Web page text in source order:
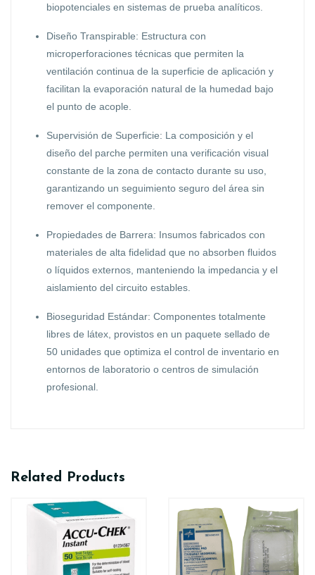
biopotenciales en sistemas de prueba analíticos.
Diseño Transpirable: Estructura con
microperforaciones técnicas que permiten la
ventilación continua de la superficie de aplicación y
facilitan la evaporación natural de la humedad bajo
el punto de acople.
Supervisión de Superficie: La composición y el
diseño del parche permiten una verificación visual
constante de la zona de contacto durante su uso,
garantizando un seguimiento seguro del área sin
remover el componente.
Propiedades de Barrera: Insumos fabricados con
materiales de alta fidelidad que no absorben fluidos
o líquidos externos, manteniendo la impedancia y el
aislamiento del circuito estables.
Bioseguridad Estándar: Componentes totalmente
libres de látex, provistos en un paquete sellado de
50 unidades que optimiza el control de inventario en
entornos de laboratorio o centros de simulación
profesional.
Related Products